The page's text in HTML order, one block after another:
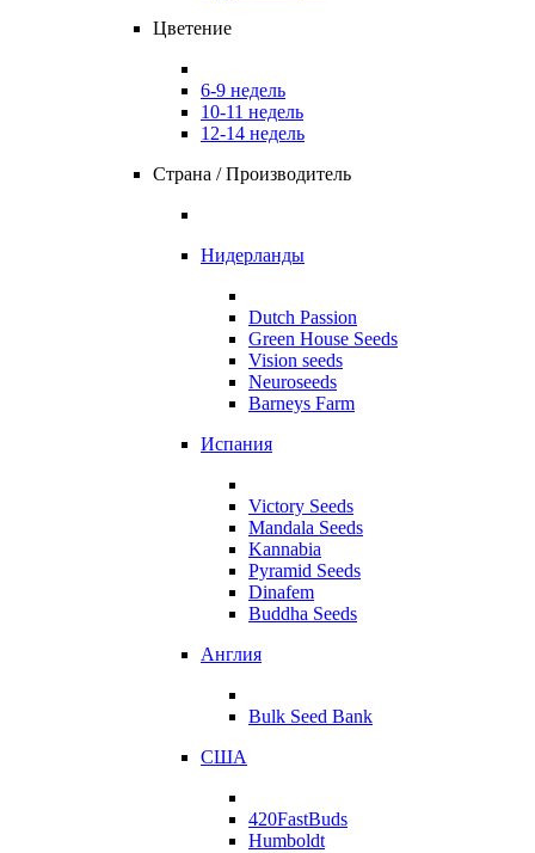
Цветение
6-9 недель
10-11 недель
12-14 недель
Страна / Производитель
Нидерланды
Dutch Passion
Green House Seeds
Vision seeds
Neuroseeds
Barneys Farm
Испания
Victory Seeds
Mandala Seeds
Kannabia
Pyramid Seeds
Dinafem
Buddha Seeds
Англия
Bulk Seed Bank
США
420FastBuds
Humboldt